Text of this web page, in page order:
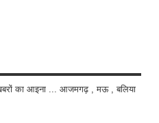
का आइना ... आजमगढ़ , मऊ , बलिया